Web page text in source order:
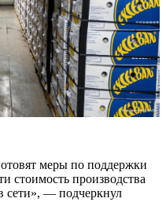
меры по поддержки
стоимость производства
сети», — подчеркнул